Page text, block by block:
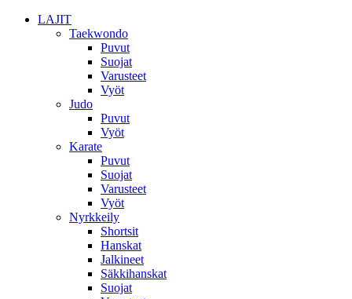
LAJIT
Taekwondo
Puvut
Suojat
Varusteet
Vyöt
Judo
Puvut
Vyöt
Karate
Puvut
Suojat
Varusteet
Vyöt
Nyrkkeily
Shortsit
Hanskat
Jalkineet
Säkkihanskat
Suojat